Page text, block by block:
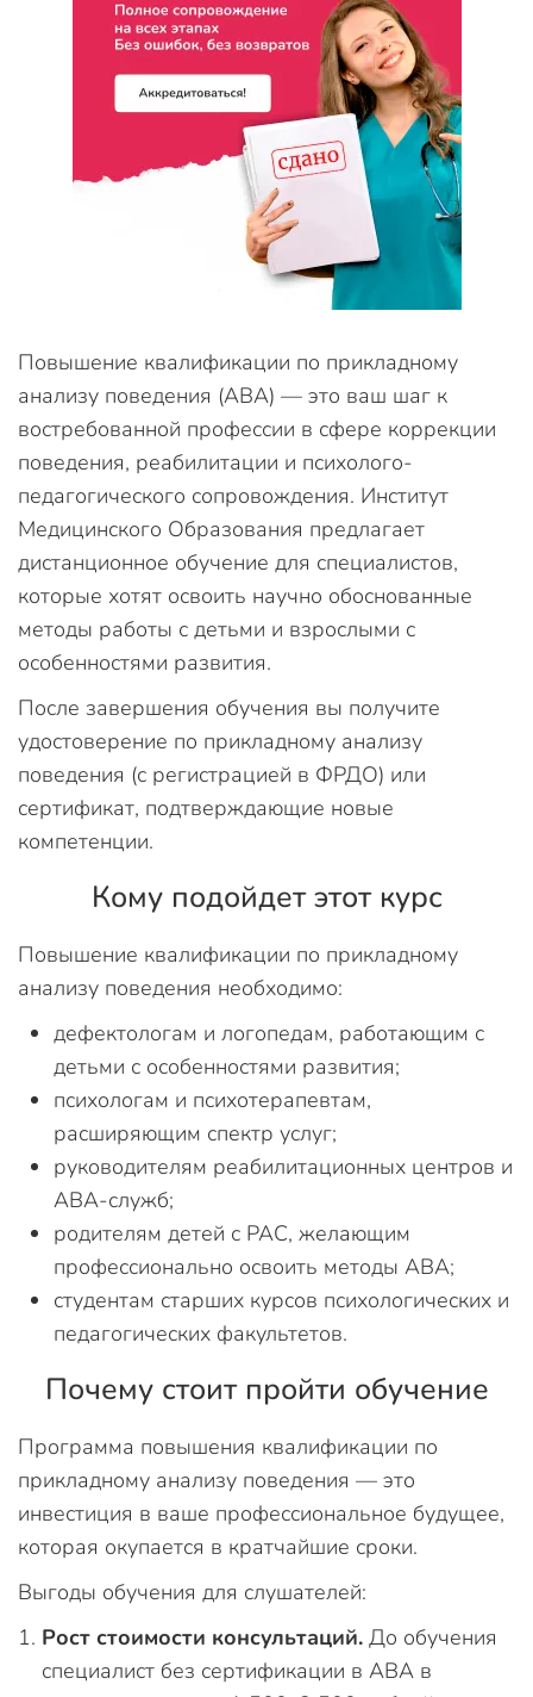
Повышение квалификации по прикладному
анализу поведения (ABA) — это ваш шаг к
востребованной профессии в сфере коррекции
поведения, реабилитации и психолого-
педагогического сопровождения. Институт
Медицинского Образования предлагает
дистанционное обучение для специалистов,
которые хотят освоить научно обоснованные
методы работы с детьми и взрослыми с
особенностями развития.
После завершения обучения вы получите
удостоверение по прикладному анализу
поведения (с регистрацией в ФРДО) или
сертификат, подтверждающие новые
компетенции.
Кому подойдет этот курс
Повышение квалификации по прикладному
анализу поведения необходимо:
дефектологам и логопедам, работающим с
детьми с особенностями развития;
психологам и психотерапевтам,
расширяющим спектр услуг;
руководителям реабилитационных центров и
ABA-служб;
родителям детей с РАС, желающим
профессионально освоить методы ABA;
студентам старших курсов психологических и
педагогических факультетов.
Почему стоит пройти обучение
Программа повышения квалификации по
прикладному анализу поведения — это
инвестиция в ваше профессиональное будущее,
которая окупается в кратчайшие сроки.
Выгоды обучения для слушателей:
Рост стоимости консультаций. До обучения
специалист без сертификации в ABA в